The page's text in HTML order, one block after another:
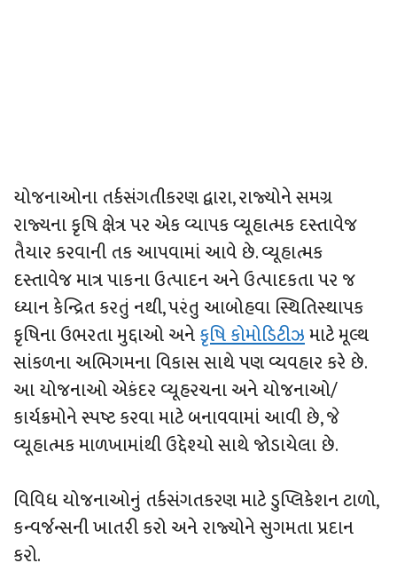
યોજનાઓના તર્કસંગતીકરણ દ્વારા, રાજ્યોને સમગ્ર
રાજ્યના કૃષિ ક્ષેત્ર પર એક વ્યાપક વ્યૂહાત્મક દસ્તાવેજ
તૈયાર કરવાની તક આપવામાં આવે છે. વ્યૂહાત્મક
દસ્તાવેજ માત્ર પાકના ઉત્પાદન અને ઉત્પાદકતા પર જ
ધ્યાન કેન્દ્રિત કરતું નથી, પરંતુ આબોહવા સ્થિતિસ્થાપક
કૃષિના ઉભરતા મુદ્દાઓ અનેકૃષિ કોમોડિટીઝમાટે મૂલ્થ
સાંકળના અભિગમના વિકાસ સાથે પણ વ્યવહાર કરે છે.
આ યોજનાઓ એકંદર વ્યૂહરચના અને યોજનાઓ/
કાર્યક્રમોને સ્પષ્ટ કરવા માટે બનાવવામાં આવી છે, જે
વ્યૂહાત્મક માળખામાંથી ઉદ્દેશ્યો સાથે જોડાયેલા છે.
વિવિધ યોજનાઓનું તર્કસંગતકરણ માટે ડુપ્લિકેશન ટાળો,
કન્વર્જન્સની ખાતરી કરો અને રાજ્યોને સુગમતા પ્રદાન
કરો.